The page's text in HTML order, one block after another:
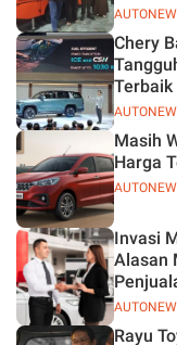
Chery
Terbaik
Masih
Harga
Invasi
Alasan
Rayu